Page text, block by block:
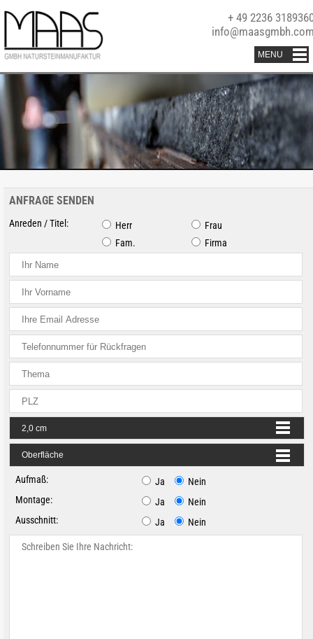
+ 49 2236
ANFRAGE SENDEN
Anreden / Titel: Herr
Frau
Fam.
Firma
Aufmaß: Ja
Nein
Montage:
Ja
Nein
Ausschnitt:
Ja Nein